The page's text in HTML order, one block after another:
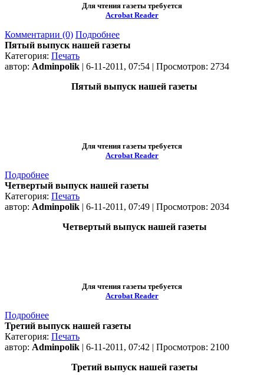
Для чтения газеты требуется
Acrobat Reader
Комментарии (0) Подробнее
Пятый выпуск нашей газеты
Категория: Печать
автор: Adminpolik | 6-11-2011, 07:54 | Просмотров: 2734
Пятый выпуск нашей газеты
Для чтения газеты требуется
Acrobat Reader
Подробнее
Четвертый выпуск нашей газеты
Категория: Печать
автор: Adminpolik | 6-11-2011, 07:49 | Просмотров: 2034
Четвертый выпуск нашей газеты
Для чтения газеты требуется
Acrobat Reader
Подробнее
Третий выпуск нашей газеты
Категория: Печать
автор: Adminpolik | 6-11-2011, 07:42 | Просмотров: 2100
Третий выпуск нашей газеты